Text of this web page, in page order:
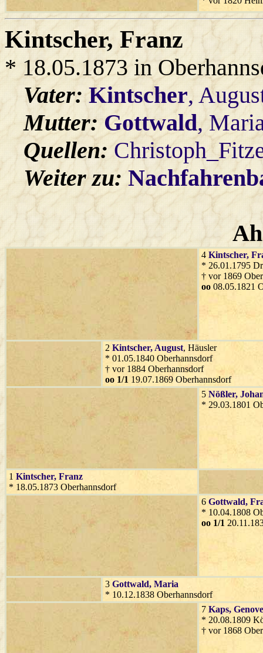
Kintscher, Franz
* 18.05.1873 in
Vater:Kintscher,
Mutter: Gottwald,
Quellen:
Weiter zu:
4 Kintscher,
* 26.01.1795
† vor 1869
oo 08.05.1821
2 Kintscher, August, Häusler
* 01.05.1840 Oberhannsdorf
† vor 1884 Oberhannsdorf
oo 1/1 19.07.1869 Oberhannsdorf
5 Nößler,
* 29.03.1801
1 Kintscher, Franz
* 18.05.1873 Oberhannsdorf
6 Gottwald,
* 10.04.1808
oo 1/1
3 Gottwald, Maria
* 10.12.1838 Oberhannsdorf
7 Kaps,
* 20.08.1809
† vor 1868